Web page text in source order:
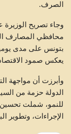
الصرف.
وجاء تصريح
محافظي المصارف
بتونس على مدى
يعكس صمود
وأبرزت أن مواجهة
الدولة حزمة من
للنمو، شملت تحسين
الإجراءات، وتطوير